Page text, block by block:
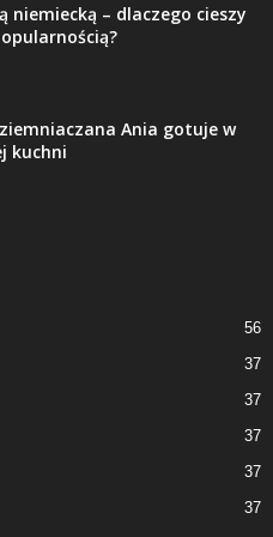
niemiecką – dlaczego cieszy
Ania gotuje w
kuchni
56
37
37
37
37
37